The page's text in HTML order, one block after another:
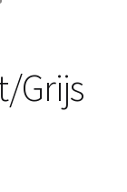
Grijs